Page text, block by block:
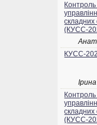
Контроль
складних
(КУСС-
КУСС-
Контроль
складних
(КУСС-